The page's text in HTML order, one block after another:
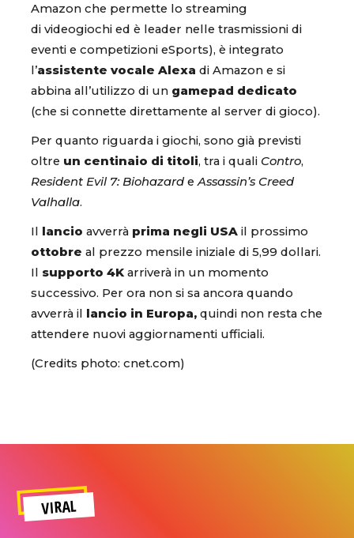
Amazon che permette lo streaming
di videogiochi ed è leader nelle trasmissioni di
eventi e competizioni eSports), è integrato
l’assistente vocale Alexa di Amazon e si
abbina all’utilizzo di un gamepad dedicato
(che si connette direttamente al server di gioco).
Per quanto riguarda i giochi, sono già previsti
oltre un centinaio di titoli, tra i quali Contro,
Resident Evil 7: Biohazarde Assassin’s Creed
Valhalla.
Il lancio avverrà prima negli USA il prossimo
ottobre al prezzo mensile iniziale di 5,99 dollari.
Il supporto 4K arriverà in un momento
successivo. Per ora non si sa ancora quando
avverrà il lancio in Europa, quindi non resta che
attendere nuovi aggiornamenti ufficiali.
(Credits photo: cnet.com)
VIRAL